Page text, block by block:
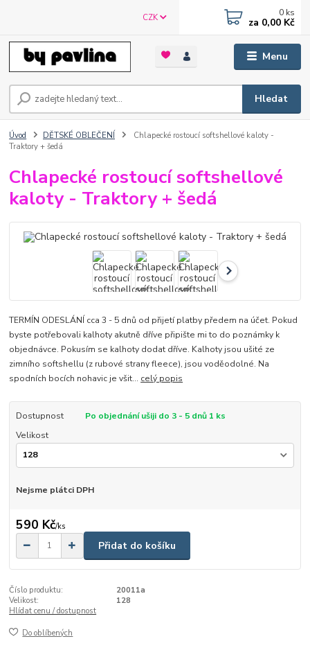
Menu
CZK
Hledat
0 ks
za 0,00 Kč
Úvod DĚTSKÉ OBLEČENÍ
Chlapecké rostoucí softshellové kaloty -
Traktory + šedá
Chlapecké rostoucí softshellové
kaloty - Traktory + šedá
TERMÍN ODESLÁNÍ cca 3 - 5 dnů od přijetí platby předem na účet. Pokud
byste potřebovali kalhoty akutně dříve připište mi to do poznámky k
objednávce. Pokusím se kalhoty dodat dříve. Kalhoty jsou ušité ze
zimního softshellu (z rubové strany fleece), jsou voděodolné. Na
spodních bocích nohavic je všit... celý popis
Dostupnost
Po objednání ušiji do 3 - 5 dnů 1 ks
Velikost
Nejsme plátci DPH
590 Kč/ks
Přidat do košíku
Číslo produktu:
20011a
Velikost:
128
Hlídat cenu / dostupnost
Do oblíbených